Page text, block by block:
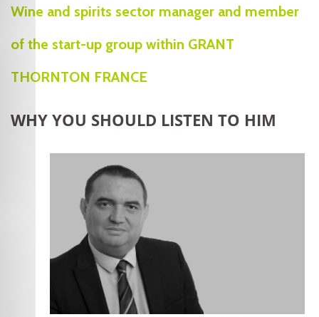
Wine and spirits sector manager and member
of the start-up group within GRANT
THORNTON FRANCE
WHY YOU SHOULD LISTEN TO HIM